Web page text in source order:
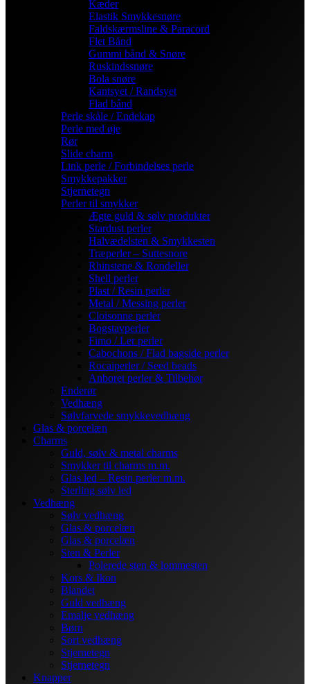
Kæder
Elastik Smykkesnøre
Faldskærmsline & Paracord
Flet Bånd
Gummi bånd & Snøre
Ruskindssnøre
Bola snøre
Kantsyet / Randsyet
Flad bånd
Perle skåle / Endekap
Perle med øje
Rør
Slide charm
Link perle / Forbindelses perle
Smykkepakker
Stjernetegn
Perler til smykker
Ægte guld & sølv produkter
Stardust perler
Halvædelsten & Smykkesten
Træperler – Suttesnore
Rhinstene & Rondeller
Shell perler
Plast / Resin perler
Metal / Messing perler
Cloisonne perler
Bogstavperler
Fimo / Ler perler
Cabochons / Flad bagside perler
Rocaiperler / Seed beads
Anboret perler & Tilbehør
Enderør
Vedhæng
Sølvfarvede smykkevedhæng
Glas & porcelæn
Charms
Guld, sølv & metal charms
Smykker til charms m.m.
Glas led – Resin perler m.m.
Sterling sølv led
Vedhæng
Sølv vedhæng
Glas & porcelæn
Glas & porcelæn
Sten & Perler
Polerede sten & lommesten
Kors & Ikon
Blandet
Guld vedhæng
Emalje vedhæng
Børn
Sort vedhæng
Stjernetegn
Stjernetegn
Knapper